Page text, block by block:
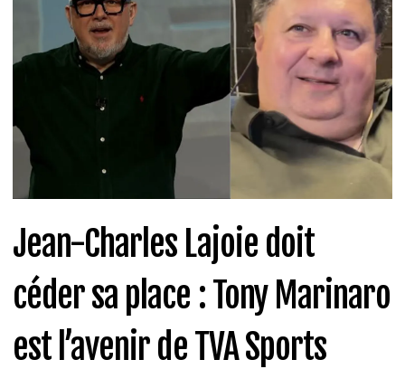
Jean-Charles Lajoie doit
céder sa place : Tony Marinaro
est l’avenir de TVA Sports